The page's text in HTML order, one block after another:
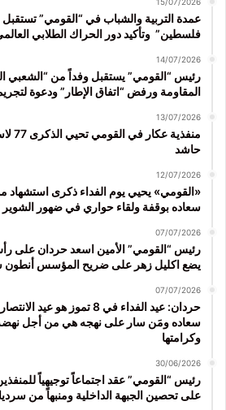
عمدة التربية والشباب في “القومي” تستقبل
فلسطين” وتأكيد دور الحراك الطلابي
14/07/2026
رئيس “القومي” يستقبل وفداً من “الشعبي
المقاومة ورفض “اتفاق الإطار” ودعوة
13/07/2026
حاشد
12/07/2026
«القومي» يحيي يوم الفداء ذكرى
سعاده بوقفة ولقاء حواري في ضهور الشوير
07/07/2026
رئيس “القومي” الأمين اسعد حردان على
يضع اكليل زهر على ضريح المؤسس أنطون
07/07/2026
حردان: عيد الفداء في 8 تموز
سعاده ومَن سار على نهجه هي من أجل نهضة
وكرامتها
30/06/2026
رئيس “القومي” عقد اجتماعاً توجيهياً
على تحصين الجبهة الداخلية ومنبهاً من